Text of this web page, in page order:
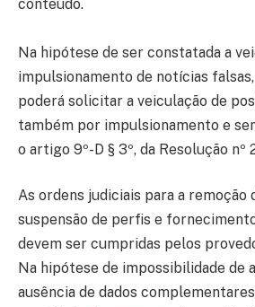
conteúdo.
Na hipótese de ser constatada a
impulsionamento de notícias
poderá solicitar a veiculação de
também por impulsionamento e
o artigo 9º-D § 3º, da Resolução nº
As ordens judiciais para a remoção
suspensão de perfis e
devem ser cumpridas pelos
Na hipótese de impossibilidade de
ausência de dados